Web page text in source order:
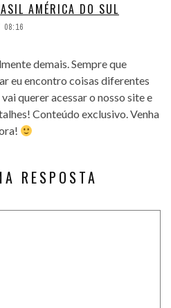
AMÉRICA DO SUL
08:16
demais. Sempre que
eu encontro coisas diferentes
querer acessar o nosso site e
Conteúdo exclusivo. Venha
RESPOSTA